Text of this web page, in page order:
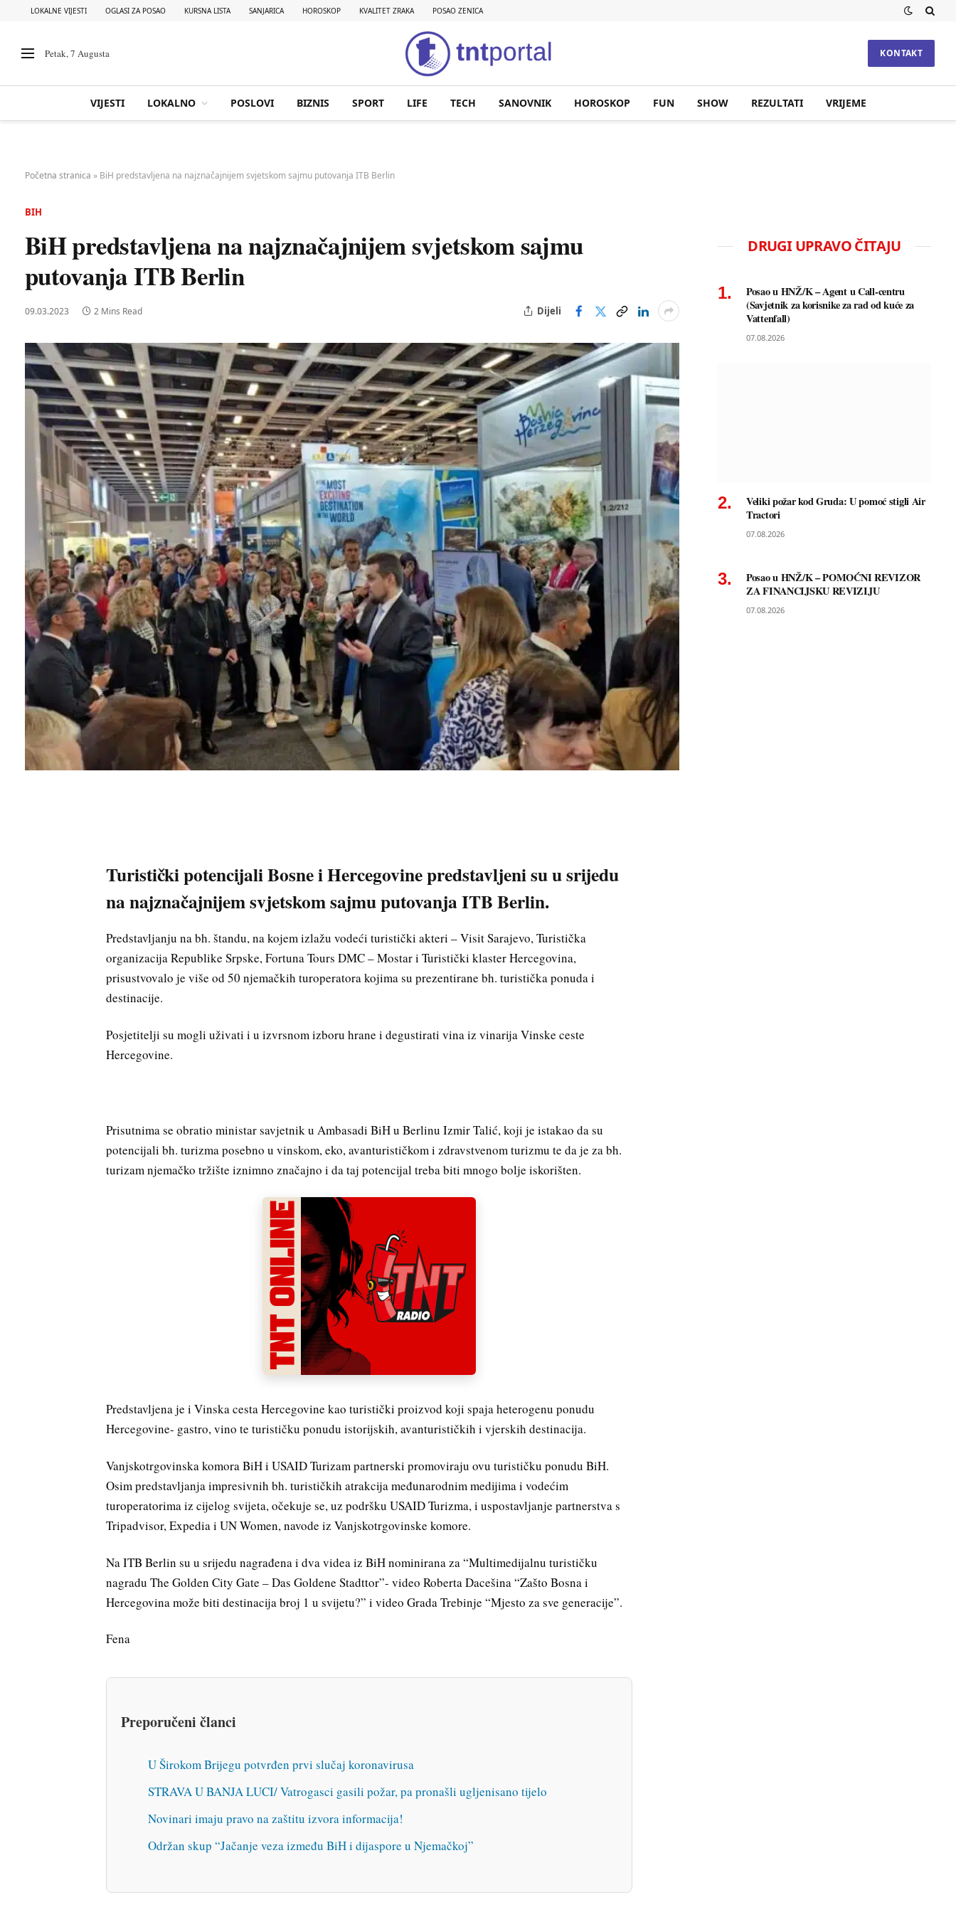
LOKALNE VIJESTI OGLASI ZA POSAO KURSNA LISTA SANJARICA HOROSKOP KVALITET ZRAKA POSAO ZENICA
Petak, 7 Augusta KONTAKT
VIJESTI LOKALNO POSLOVI BIZNIS SPORT LIFE TECH SANOVNIK HOROSKOP FUN SHOW REZULTATI VRIJEME
Početna stranica » BiH predstavljena na najznačajnijem svjetskom sajmu putovanja ITB Berlin
BIH
BiH predstavljena na najznačajnijem svjetskom sajmu
putovanja ITB Berlin
09.03.2023 2 Mins Read Dijeli
Turistički potencijali Bosne i Hercegovine predstavljeni su u srijedu
na najznačajnijem svjetskom sajmu putovanja ITB Berlin.
Predstavljanju na bh. štandu, na kojem izlažu vodeći turistički akteri – Visit Sarajevo, Turistička
organizacija Republike Srpske, Fortuna Tours DMC – Mostar i Turistički klaster Hercegovina,
prisustvovalo je više od 50 njemačkih turoperatora kojima su prezentirane bh. turistička ponuda i
destinacije.
Posjetitelji su mogli uživati i u izvrsnom izboru hrane i degustirati vina iz vinarija Vinske ceste
Hercegovine.
Prisutnima se obratio ministar savjetnik u Ambasadi BiH u Berlinu Izmir Talić, koji je istakao da su
potencijali bh. turizma posebno u vinskom, eko, avanturističkom i zdravstvenom turizmu te da je za bh.
turizam njemačko tržište iznimno značajno i da taj potencijal treba biti mnogo bolje iskorišten.
Predstavljena je i Vinska cesta Hercegovine kao turistički proizvod koji spaja heterogenu ponudu
Hercegovine- gastro, vino te turističku ponudu istorijskih, avanturističkih i vjerskih destinacija.
Vanjskotrgovinska komora BiH i USAID Turizam partnerski promoviraju ovu turističku ponudu BiH.
Osim predstavljanja impresivnih bh. turističkih atrakcija međunarodnim medijima i vodećim
turoperatorima iz cijelog svijeta, očekuje se, uz podršku USAID Turizma, i uspostavljanje partnerstva s
Tripadvisor, Expedia i UN Women, navode iz Vanjskotrgovinske komore.
Na ITB Berlin su u srijedu nagrađena i dva videa iz BiH nominirana za “Multimedijalnu turističku
nagradu The Golden City Gate – Das Goldene Stadttor”- video Roberta Dacešina “Zašto Bosna i
Hercegovina može biti destinacija broj 1 u svijetu?” i video Grada Trebinje “Mjesto za sve generacije”.
Fena
Preporučeni članci
U Širokom Brijegu potvrđen prvi slučaj koronavirusa
STRAVA U BANJA LUCI/ Vatrogasci gasili požar, pa pronašli ugljenisano tijelo
Novinari imaju pravo na zaštitu izvora informacija!
Održan skup “Jačanje veza između BiH i dijaspore u Njemačkoj”
DRUGI UPRAVO ČITAJU
Posao u HNŽ/K – Agent u Call-centru
(Savjetnik za korisnike za rad od kuće za
Vattenfall)
07.08.2026
Veliki požar kod Gruda: U pomoć stigli Air
Tractori
07.08.2026
Posao u HNŽ/K – POMOĆNI REVIZOR
ZA FINANCIJSKU REVIZIJU
07.08.2026